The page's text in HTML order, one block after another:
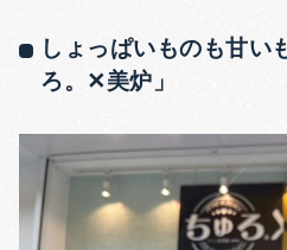
しょっぱいものも甘い
ろ。✕美炉」